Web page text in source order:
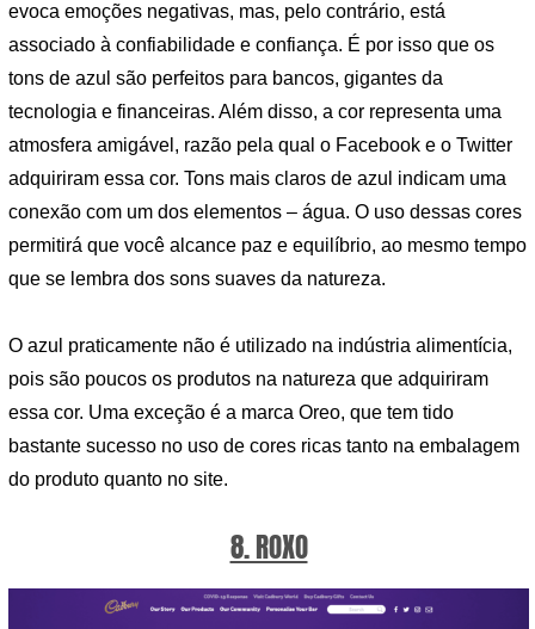
evoca emoções negativas, mas, pelo contrário, está
associado à confiabilidade e confiança. É por isso que os
tons de azul são perfeitos para bancos, gigantes da
tecnologia e financeiras. Além disso, a cor representa uma
atmosfera amigável, razão pela qual o Facebook e o Twitter
adquiriram essa cor. Tons mais claros de azul indicam uma
conexão com um dos elementos – água. O uso dessas cores
permitirá que você alcance paz e equilíbrio, ao mesmo tempo
que se lembra dos sons suaves da natureza.
O azul praticamente não é utilizado na indústria alimentícia,
pois são poucos os produtos na natureza que adquiriram
essa cor. Uma exceção é a marca Oreo, que tem tido
bastante sucesso no uso de cores ricas tanto na embalagem
do produto quanto no site.
8. ROXO